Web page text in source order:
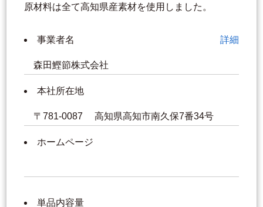
原材料は全て高知県産素材を使用しました。
事業者名 詳細
森田鰹節株式会社
本社所在地
〒781-0087 高知県高知市南久保7番34号
ホームページ
単品内容量